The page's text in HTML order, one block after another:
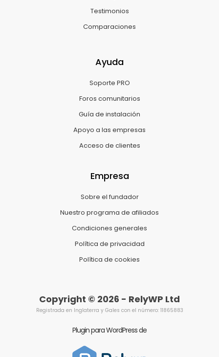
Testimonios
Comparaciones
Ayuda
Soporte PRO
Foros comunitarios
Guía de instalación
Apoyo a las empresas
Acceso de clientes
Empresa
Sobre el fundador
Nuestro programa de afiliados
Condiciones generales
Política de privacidad
Política de cookies
Copyright © 2026 - RelyWP Ltd
Registrada en Inglaterra y Gales con el número: 11865883
Plugin para WordPress de